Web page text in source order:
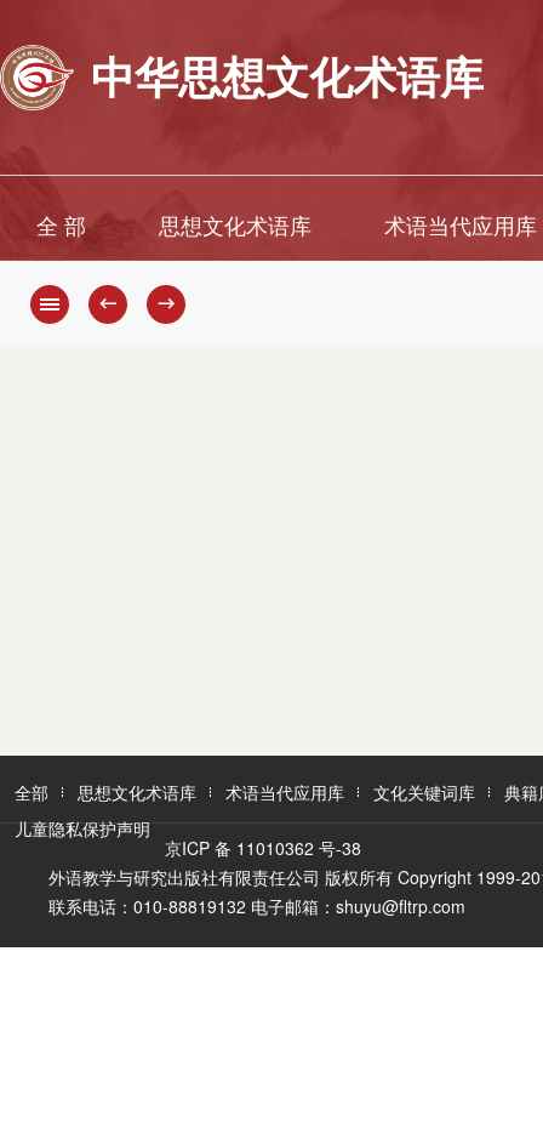
中华思想文化术语库
全 部 思想文化术语库 术语当代应用库
← →
全部 思想文化术语库 术语当代应用库 文化关键词库
典籍
儿童隐私保护声明
京ICP 备 11010362 号-38
外语教学与研究出版社有限责任公司 版权所有 Copyright 1999-
联系电话：010-88819132 电子邮箱：shuyu@fltrp.com